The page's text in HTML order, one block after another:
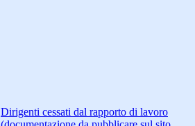
Dirigenti cessati dal rapporto di lavoro